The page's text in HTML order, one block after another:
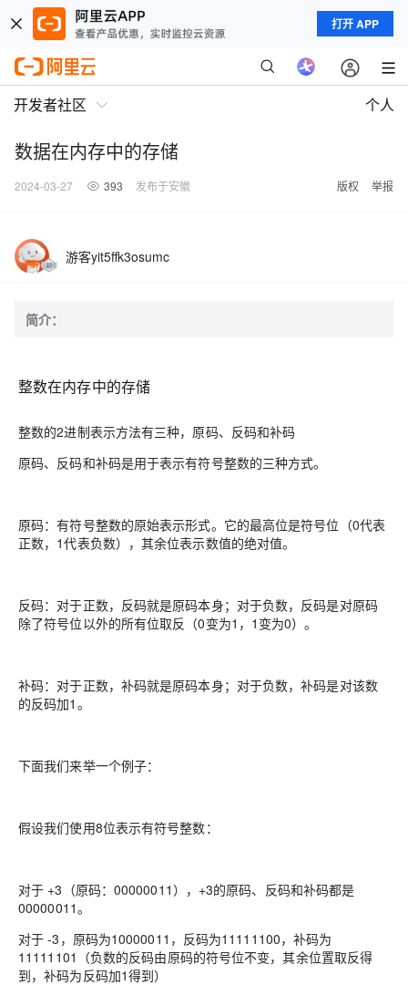
打开 APP
开发者社区 个人
数据在内存中的存储
2024-03-27 393 发布于安徽 版权 举报
游客yit5ffk3osumc
简介：
整数在内存中的存储
整数的2进制表示方法有三种，原码、反码和补码
原码、反码和补码是用于表示有符号整数的三种方式。
原码：有符号整数的原始表示形式。它的最高位是符号位（0代表
正数，1代表负数），其余位表示数值的绝对值。
反码：对于正数，反码就是原码本身；对于负数，反码是对原码
除了符号位以外的所有位取反（0变为1，1变为0）。
补码：对于正数，补码就是原码本身；对于负数，补码是对该数
的反码加1。
下面我们来举一个例子：
假设我们使用8位表示有符号整数：
对于 +3（原码：00000011），+3的原码、反码和补码都是
00000011。
对于 -3，原码为10000011，反码为11111100，补码为
11111101（负数的反码由原码的符号位不变，其余位置取反得
到，补码为反码加1得到）